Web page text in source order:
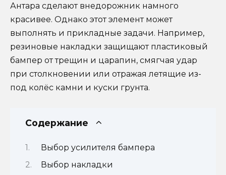
Антара сделают внедорожник намного
красивее. Однако этот элемент может
выполнять и прикладные задачи. Например,
резиновые накладки защищают пластиковый
бампер от трещин и царапин, смягчая удар
при столкновении или отражая летящие из-
под колёс камни и куски грунта.
Содержание
Выбор усилителя бампера
Выбор накладки